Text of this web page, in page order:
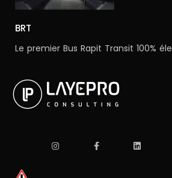
BRT
Le premier Bus Rapit Transit 100%